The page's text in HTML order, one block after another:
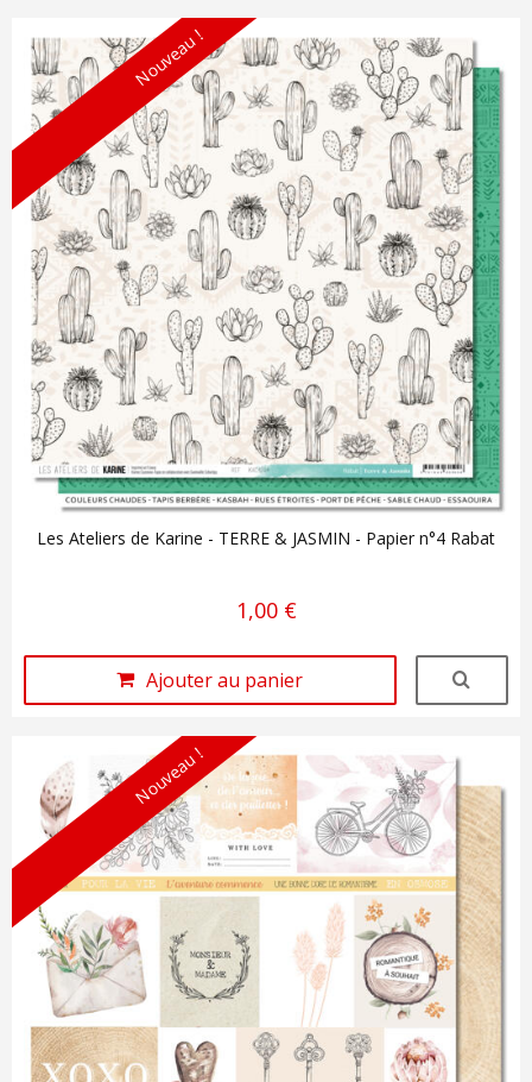
Nouveau !
Les Ateliers de Karine - TERRE & JASMIN - Papier n°4 Rabat
1,00 €
Ajouter au panier
Nouveau !